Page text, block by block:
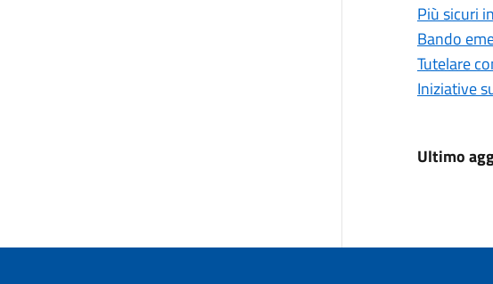
Più sicuri
Bando
Tutelare
Iniziative
Ultimo